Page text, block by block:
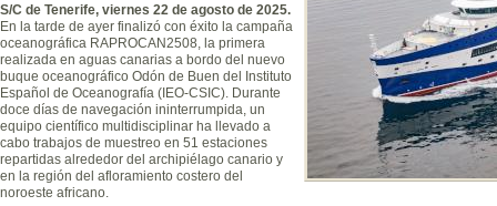
S/C de Tenerife, viernes 22 de agosto de 2025.
En la tarde de ayer finalizó con éxito la campaña
oceanográfica RAPROCAN2508, la primera
realizada en aguas canarias a bordo del nuevo
buque oceanográfico Odón de Buen del Instituto
Español de Oceanografía (IEO-CSIC). Durante
doce días de navegación ininterrumpida, un
equipo científico multidisciplinar ha llevado a
cabo trabajos de muestreo en 51 estaciones
repartidas alrededor del archipiélago canario y
en la región del afloramiento costero del
noroeste africano.